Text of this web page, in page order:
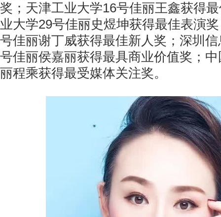
奖；天津工业大学16号佳丽王鑫获得
业大学29号佳丽史煜坤获得最佳表演
号佳丽谢丁威获得最佳新人奖；深圳
号佳丽侯嘉丽获得最具商业价值奖；
丽程乘获得最受媒体关注奖。